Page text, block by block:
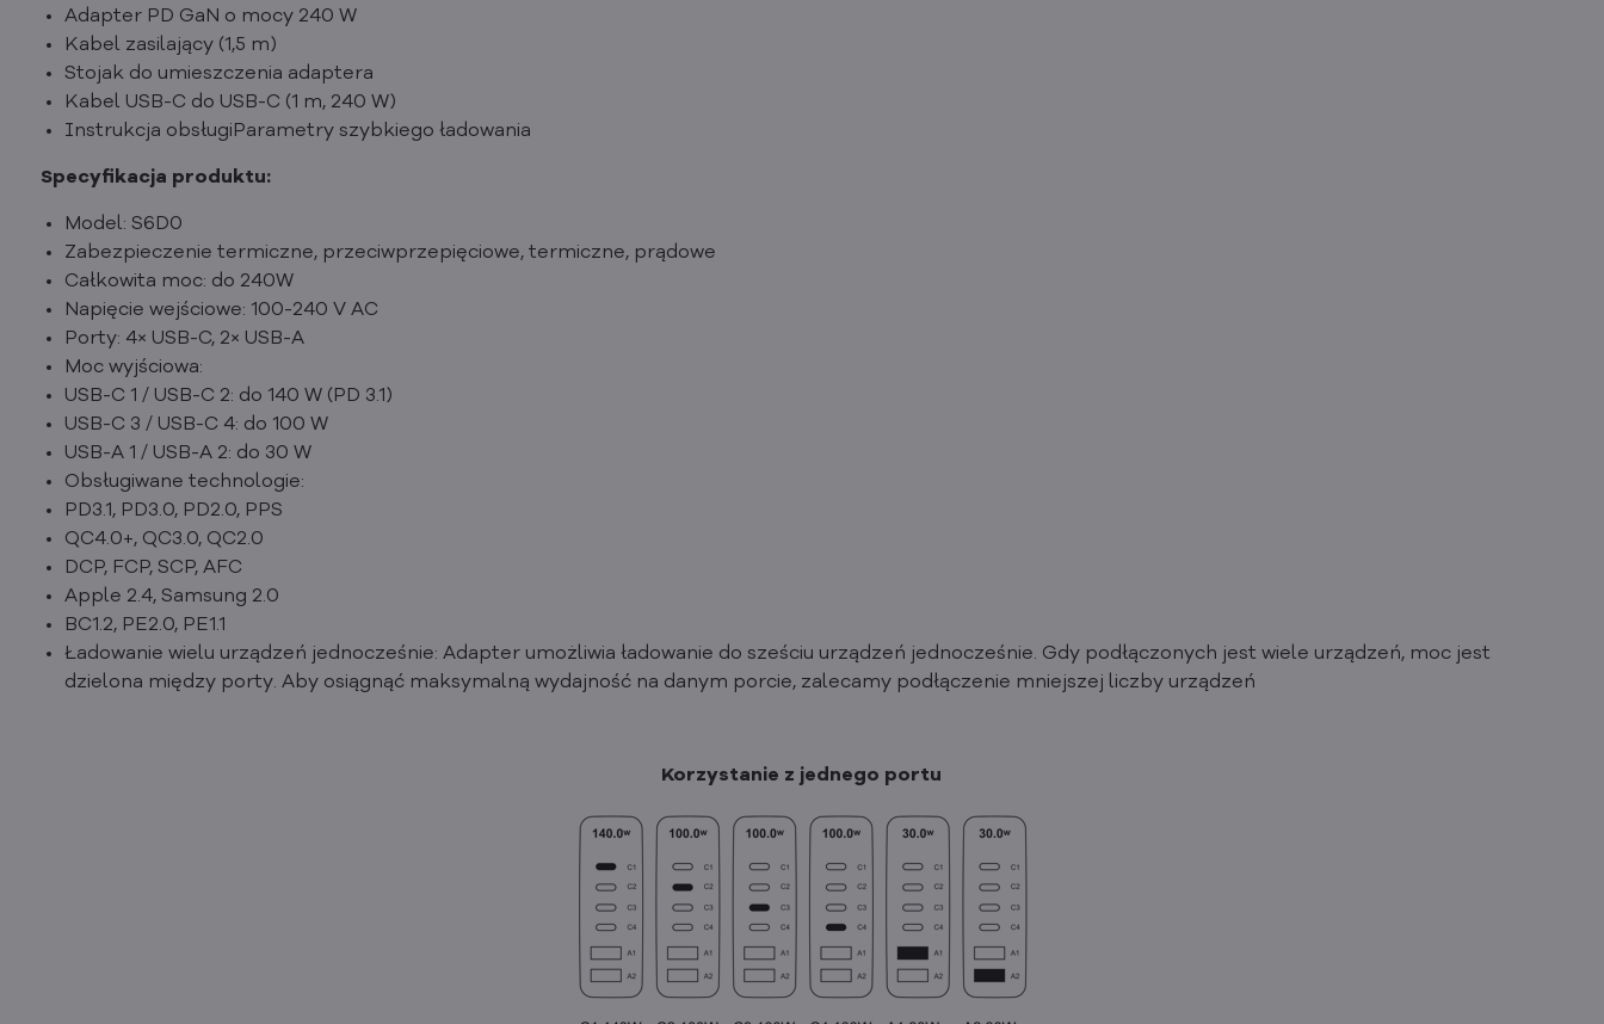
Adapter PD GaN o mocy 240 W
Kabel zasilający (1,5 m)
Stojak do umieszczenia adaptera
Kabel USB-C do USB-C (1 m, 240 W)
Instrukcja obsługiParametry szybkiego ładowania
Specyfikacja produktu:
Model: S6D0
Zabezpieczenie termiczne, przeciwprzepięciowe, termiczne, prądowe
Całkowita moc: do 240W
Napięcie wejściowe: 100-240 V AC
Porty: 4× USB-C, 2× USB-A
Moc wyjściowa:
USB-C 1 / USB-C 2: do 140 W (PD 3.1)
USB-C 3 / USB-C 4: do 100 W
USB-A 1 / USB-A 2: do 30 W
Obsługiwane technologie:
PD3.1, PD3.0, PD2.0, PPS
QC4.0+, QC3.0, QC2.0
DCP, FCP, SCP, AFC
Apple 2.4, Samsung 2.0
BC1.2, PE2.0, PE1.1
Ładowanie wielu urządzeń jednocześnie: Adapter umożliwia ładowanie do sześciu urządzeń jednocześnie. Gdy podłączonych jest wiele urządzeń, moc jest
dzielona między porty. Aby osiągnąć maksymalną wydajność na danym porcie, zalecamy podłączenie mniejszej liczby urządzeń
Korzystanie z jednego portu